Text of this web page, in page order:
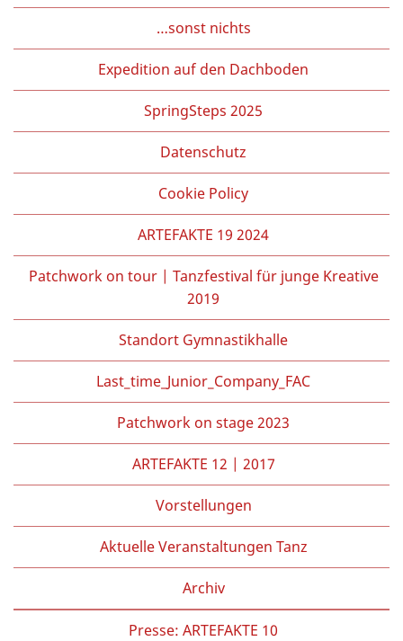
…sonst nichts
Expedition auf den Dachboden
SpringSteps 2025
Datenschutz
Cookie Policy
ARTEFAKTE 19 2024
Patchwork on tour | Tanzfestival für junge Kreative
2019
Standort Gymnastikhalle
Last_time_Junior_Company_FAC
Patchwork on stage 2023
ARTEFAKTE 12 | 2017
Vorstellungen
Aktuelle Veranstaltungen Tanz
Archiv
Presse: ARTEFAKTE 10